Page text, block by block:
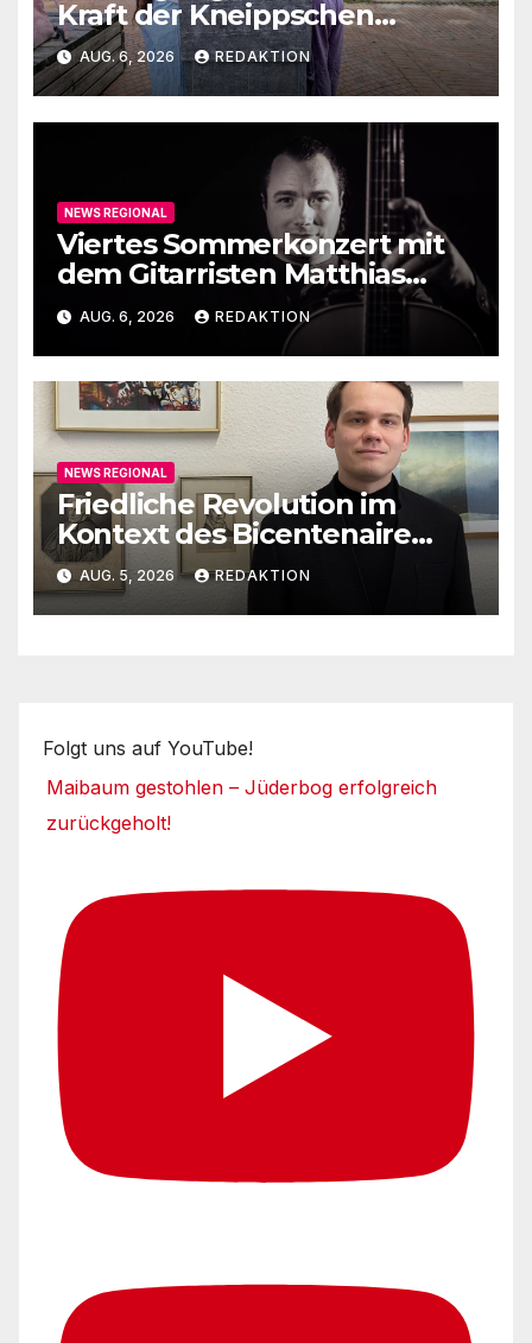
Kraft der Kneippschen
Elemente
AUG. 6, 2026 REDAKTION
NEWS REGIONAL
Viertes Sommerkonzert mit
dem Gitarristen Matthias
Ehrig
AUG. 6, 2026 REDAKTION
NEWS REGIONAL
Friedliche Revolution im
Kontext des Bicentenaire
1789-1989
AUG. 5, 2026 REDAKTION
Folgt uns auf YouTube!
Maibaum gestohlen – Jüderbog erfolgreich
zurückgeholt!